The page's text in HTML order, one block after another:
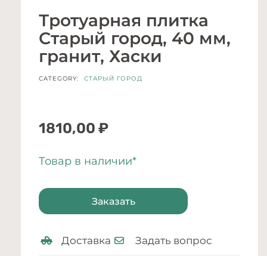
Тротуарная плитка
Старый город, 40 мм,
гранит, Хаски
CATEGORY: СТАРЫЙ ГОРОД
1810,00 ₽
Товар в наличии*
Заказать
Доставка Задать вопрос